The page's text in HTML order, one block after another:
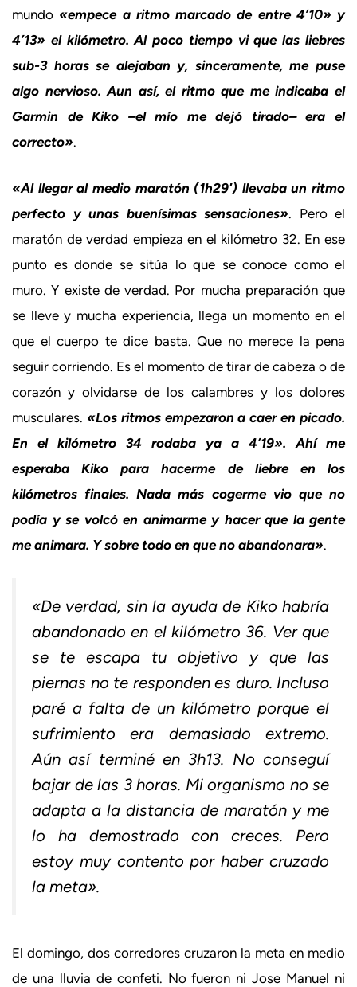
mundo «empece a ritmo marcado de entre 4’10» y
4’13» el kilómetro. Al poco tiempo vi que las liebres
sub-3 horas se alejaban y, sinceramente, me puse
algo nervioso. Aun así, el ritmo que me indicaba el
Garmin de Kiko –el mío me dejó tirado– era el
correcto».
«Al llegar al medio maratón (1h29′) llevaba un ritmo
perfecto y unas buenísimas sensaciones». Pero el
maratón de verdad empieza en el kilómetro 32. En ese
punto es donde se sitúa lo que se conoce como el
muro. Y existe de verdad. Por mucha preparación que
se lleve y mucha experiencia, llega un momento en el
que el cuerpo te dice basta. Que no merece la pena
seguir corriendo. Es el momento de tirar de cabeza o de
corazón y olvidarse de los calambres y los dolores
musculares. «Los ritmos empezaron a caer en picado.
En el kilómetro 34 rodaba ya a 4’19». Ahí me
esperaba Kiko para hacerme de liebre en los
kilómetros finales. Nada más cogerme vio que no
podía y se volcó en animarme y hacer que la gente
me animara. Y sobre todo en que no abandonara».
«De verdad, sin la ayuda de Kiko habría
abandonado en el kilómetro 36. Ver que
se te escapa tu objetivo y que las
piernas no te responden es duro. Incluso
paré a falta de un kilómetro porque el
sufrimiento era demasiado extremo.
Aún así terminé en 3h13. No conseguí
bajar de las 3 horas. Mi organismo no se
adapta a la distancia de maratón y me
lo ha demostrado con creces. Pero
estoy muy contento por haber cruzado
la meta».
El domingo, dos corredores cruzaron la meta en medio
de una lluvia de confeti. No fueron ni Jose Manuel ni